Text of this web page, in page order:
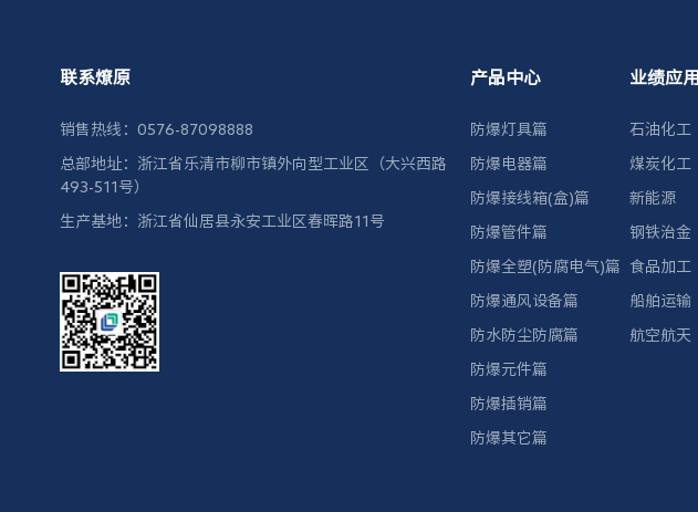
产品中心
防爆灯具篇
防爆电器篇
防爆接线箱(盒)篇
防爆管件篇
防爆全塑(防腐电气)篇
防爆通风设备篇
防水防尘防腐篇
防爆元件篇
防爆插销篇
防爆其它篇
业绩应用
石油化工
煤炭化工
新能源
钢铁治金
食品加工
船舶运输
航空航天
联系燎原
销售热线：0576-87098888
总部地址：浙江省乐清市柳市镇外向型工业区（大兴西路
493-511号）
生产基地：浙江省仙居县永安工业区春晖路11号